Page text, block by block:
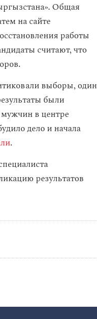
Общая
на сайте
работы
считают, что
выборы, один
были
в центре
дело и начала
.
результатов